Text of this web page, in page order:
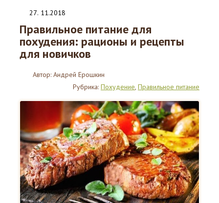
27. 11.2018
Правильное питание для
похудения: рационы и рецепты
для новичков
Автор: Андрей Ерошкин
Рубрика: Похудение, Правильное питание